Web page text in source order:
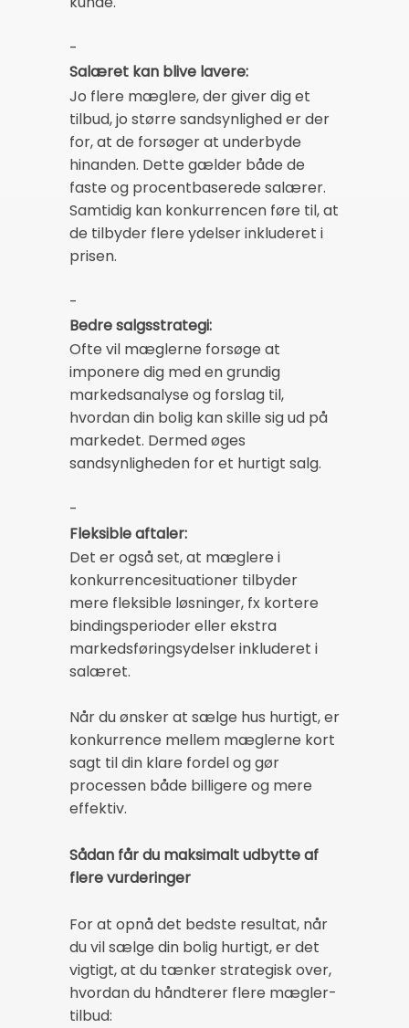
-
Salæret kan blive lavere:
Jo flere mæglere, der giver dig et
tilbud, jo større sandsynlighed er der
for, at de forsøger at underbyde
hinanden. Dette gælder både de
faste og procentbaserede salærer.
Samtidig kan konkurrencen føre til, at
de tilbyder flere ydelser inkluderet i
prisen.
-
Bedre salgsstrategi:
Ofte vil mæglerne forsøge at
imponere dig med en grundig
markedsanalyse og forslag til,
hvordan din bolig kan skille sig ud på
markedet. Dermed øges
sandsynligheden for et hurtigt salg.
-
Fleksible aftaler:
Det er også set, at mæglere i
konkurrencesituationer tilbyder
mere fleksible løsninger, fx kortere
bindingsperioder eller ekstra
markedsføringsydelser inkluderet i
salæret.
Når du ønsker at sælge hus hurtigt, er
konkurrence mellem mæglerne kort
sagt til din klare fordel og gør
processen både billigere og mere
effektiv.
Sådan får du maksimalt udbytte af
flere vurderinger
For at opnå det bedste resultat, når
du vil sælge din bolig hurtigt, er det
vigtigt, at du tænker strategisk over,
hvordan du håndterer flere mægler-
tilbud: